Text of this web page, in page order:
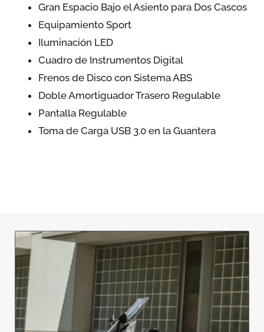
Gran Espacio Bajo el Asiento para Dos Cascos
Equipamiento Sport
Iluminación LED
Cuadro de Instrumentos Digital
Frenos de Disco con Sistema ABS
Doble Amortiguador Trasero Regulable
Pantalla Regulable
Toma de Carga USB 3.0 en la Guantera